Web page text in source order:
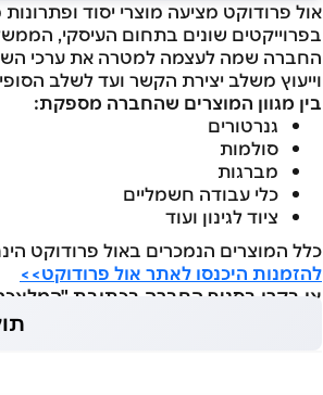
אול פרודוקט מציעה מוצרי יסוד
בפרוייקטים שונים בתחום העיסקי,
החברה שמה לעצמה למטרה את ערכי
וייעוץ משלב יצירת הקשר ועד לשלב
בין מגוון המוצרים שהחברה מספקת:
גנרטורים
סולמות
מברגות
כלי עבודה חשמליים
ציוד לגינון ועוד
כלל המוצרים הנמכרים באול פרודוקט
להזמנות היכנסו לאתר אול פרודוקט>>
או בקרו בסניף החברה בכתובת "המלאכה 2,